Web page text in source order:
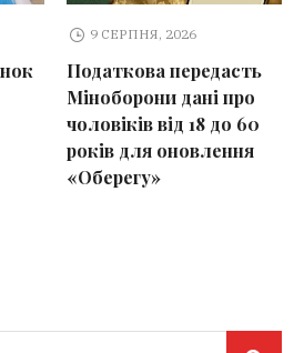
9 СЕРПНЯ, 2026
Податкова передасть
Міноборони дані про
чоловіків від 18 до 60
років для оновлення
«Оберегу»